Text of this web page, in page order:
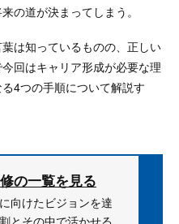
の道が決まってしまう。
は知っているものの、正しい
回はキャリア形成が必要な理
4つの手順について解説す
の一覧を見る
向けたビジョンを達
とその中で活かせる